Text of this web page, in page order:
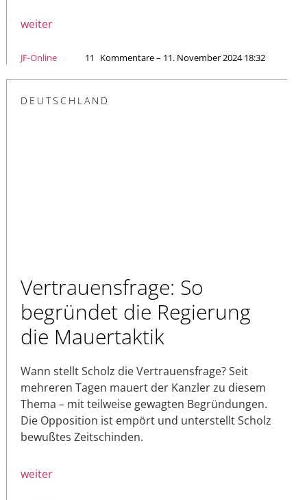
weiter
JF-Online 11 Kommentare – 11. November 2024 18:32
DEUTSCHLAND
Vertrauensfrage: So
begründet die Regierung
die Mauertaktik
Wann stellt Scholz die Vertrauensfrage? Seit
mehreren Tagen mauert der Kanzler zu diesem
Thema – mit teilweise gewagten Begründungen.
Die Opposition ist empört und unterstellt Scholz
bewußtes Zeitschinden.
weiter